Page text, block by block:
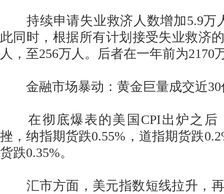
持续申请失业救济人数增加5.9万
此同时，根据所有计划接受失业救济
人，至256万人。后者在一年前为2170
金融市场暴动：黄金巨量成交近30
在彻底爆表的美国CPI出炉之后
挫，纳指期货跌0.55%，道指期货跌
货跌0.35%。
汇市方面，美元指数短线拉升，再